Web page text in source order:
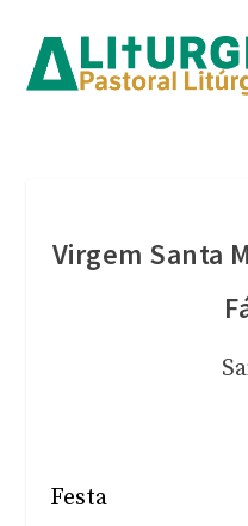
Virgem Santa
Festa